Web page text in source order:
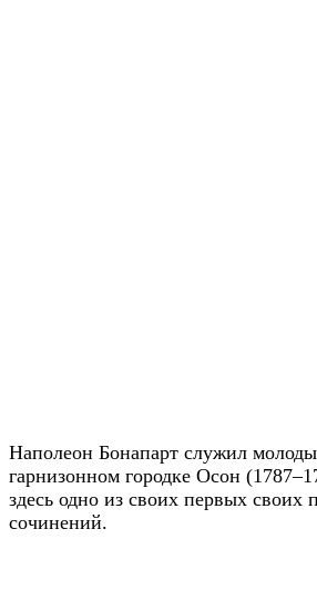
Наполеон Бонапарт служил
гарнизонном городке Осон
здесь одно из своих первых своих
сочинений.